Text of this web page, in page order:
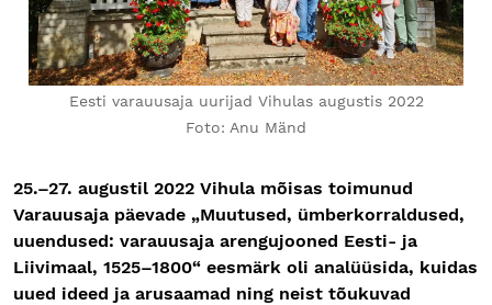
Eesti varauusaja uurijad Vihulas augustis 2022
Foto: Anu Mänd
25.–27. augustil 2022 Vihula mõisas toimunud
Varauusaja päevade „Muutused, ümberkorraldused,
uuendused: varauusaja arengujooned Eesti- ja
Liivimaal, 1525–1800“ eesmärk oli analüüsida, kuidas
uued ideed ja arusaamad ning neist tõukuvad